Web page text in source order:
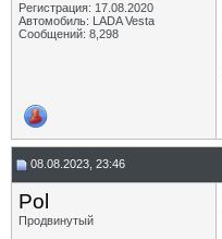
Регистрация: 17.08.2020
Автомобиль: LADA Vesta
Сообщений: 8,298
08.08.2023, 23:46
Pol
Продвинутый